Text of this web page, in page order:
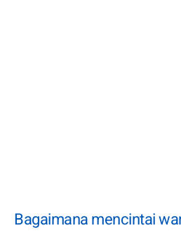
Bagaimana mencintai